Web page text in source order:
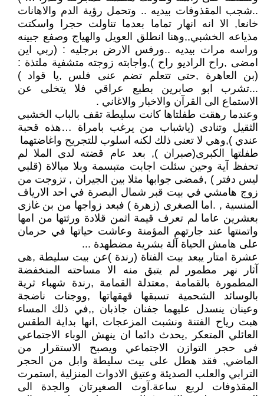
..شجب المقذوفات بيديه .. وتحمل رؤية الدم والاهانات
خانعا, الا انه انهار تماما بعدما تناولت حجرا واسكتت
مذياعه الخشبي,,وهنا انطلق العويل والهياج وصفع جبينه
وراسه مرات بيديه ..ورفس الارض برجليه : (ربي اين
امضى ,راح الراديو راح ),واجابته زوجته متشفية ملتذة :
(بن العاهرة ,حتى تتعلم تضم عنى فلس ,يا قواد )
...تشرب ابو صابرين بطبع عراقي فلا يتخلى عن
الاستماع الى القرآن والاخبار والاغاني .
وعندما رهقت طفلتاها كانت سليطة تقف بالباب الخشبي
الثقيل وتنادى (ياشباب من يرغب بامراة …هذه قحبة
عندي ),وهي لا تعنى ذلك لكنه اسلوب للتجريح واغاضتهما
طفلتها الكبرى(صبران ), بعد عام قضته لدى الملا لم
تحفظ آية وحين سئلت اجابت متبسمة وبلا مبالاة (قلبي
ليس دفتر ) ,فمضى جوابها مثلا بين الجيران , تزوجت من
زوج هامشي في بيت قبر شمال البصرة في احد الارياف
المنسية , .اما الصغرى (زهرة ) فبعد زواجها من بن غازى
بعشرين عاما لم تعرف قيمة اثمن قلادة ورثتها من امها
واتمنتها عند جارتهم المؤمنة وعاشت حياتها في حرمان
على هامش الحياة آلة بشرية مضطهدة ...
عشرة امتار يبعد بيت الفتاة (رندة )عن بيت سليطة ,هى
آثار نهر مطمور لم يتبق منه الا مساحته المنخفضة
المطمورة بالقمامة ,معتدلة القمامة ,رندة شهباء ثرية
بالوسائد الشحمية تسبقها قهقهاتها ,ووجنات ناضجة
وعينان ينسدل عليهما جفنان جاذبان ,,في ذلك المساء
هبت رياح الفتنة ونشبت المزعجات ,انها بداية الطقس
العائلي المتعكر ,يحدث دائما ان ينهش الوباء الاجتماعي
فى حجر التوازن الاجتماعي ويصبح الاستقرار من
الماضي, فقد هطل على بيت سليطة وابل من الحجر
الترابي والعلب الصديئة وعتيق الادوات المنزلية ,استمرت
المقذوفات لربع ساعة.آوت الصغيرتان والجدة الى